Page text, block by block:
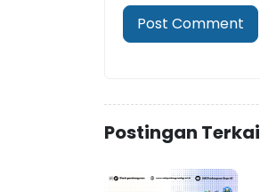
Postingan